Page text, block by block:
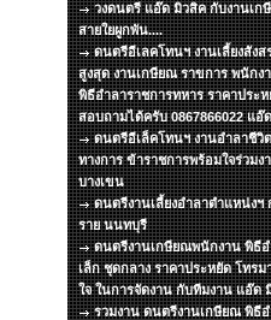
วงดนตรี แอ๊ด มิวสิค กับงานเก
สายใยผูกพัน....
ดนตรีอีเลคโทนฯ งานเลี้ยงสัง
สูงสุด งานเกษียณ ราขการ พนัก
พิธีอำลาราชการทหาร ราคาประ
สอบถามได้ครับ 0867866022 แอ๊
ดนตรีอีเล็คโทนฯ งานอำลาชี
ทางการ ข้าราชการพร้อมใจร่ว
บางเขน
ดนตรีงานเลี้ยงอำลาตำแหน่ง
ราย นนทบุรี
ดนตรีงานเกษียณพนักงาน พิธี
เล็ก ชุดกลาง ราคาประหยัด โทร
ใจ ในการจัดงาน กับทีมงาน แอ๊ด
รวมงาน ดนตรีงานเกษียณ พิธี